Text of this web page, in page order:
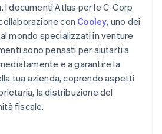
I documenti Atlas per le C-Corp
con Cooley, uno dei
mondo specializzati in venture
sono pensati per aiutarti a
e a garantire la
tua azienda, coprendo aspetti
la distribuzione del
fiscale.